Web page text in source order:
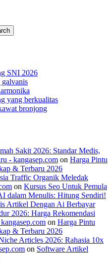
SNI 2026
yang berkualitas
bronjong
Sakit 2026: Standar Medis,
- kangasep.com on Harga Pintu
& Terbaru 2026
Traffic Organik Meledak
on Kursus Seo Untuk Pemula
dalam Menulis: Hitung Sendiri!
Artikel Dengan Ai Berbayar
2026: Harga Rekomendasi
on Harga Pintu
& Terbaru 2026
Articles 2026: Rahasia 10x
on Software Artikel